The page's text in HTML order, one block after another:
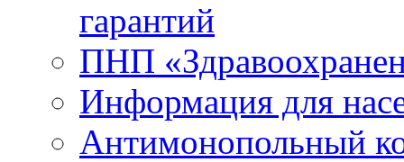
гарантий
ПНП
Информация для
Антимонопольный